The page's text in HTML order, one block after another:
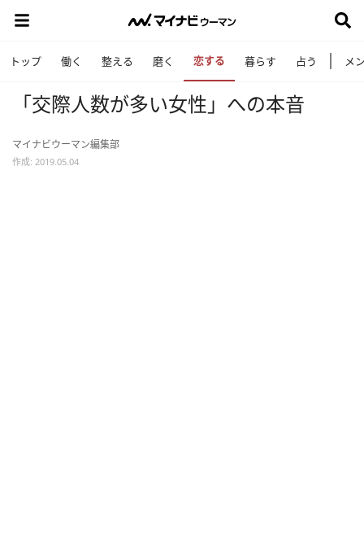
トップ 働く 整える 磨く 恋する 暮らす 占う メ
「交際人数が多い女性」への本音
マイナビウーマン編集部
作成: 2019.05.04